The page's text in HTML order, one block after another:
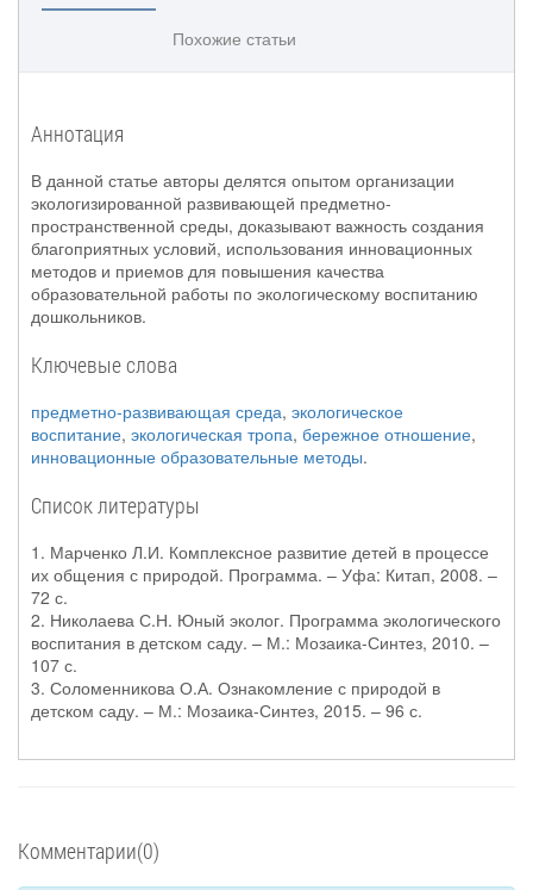
Похожие статьи
Аннотация
В данной статье авторы делятся опытом организации
экологизированной развивающей предметно-
пространственной среды, доказывают важность создания
благоприятных условий, использования инновационных
методов и приемов для повышения качества
образовательной работы по экологическому воспитанию
дошкольников.
Ключевые слова
предметно-развивающая среда, экологическое
воспитание, экологическая тропа, бережное отношение,
инновационные образовательные методы.
Список литературы
1. Марченко Л.И. Комплексное развитие детей в процессе
их общения с природой. Программа. – Уфа: Китап, 2008. –
72 с.
2. Николаева С.Н. Юный эколог. Программа экологического
воспитания в детском саду. – М.: Мозаика-Синтез, 2010. –
107 с.
3. Соломенникова О.А. Ознакомление с природой в
детском саду. – М.: Мозаика-Синтез, 2015. – 96 с.
Комментарии(0)